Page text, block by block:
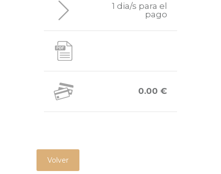
1 dia/s para el
pago
0.00 €
Volver